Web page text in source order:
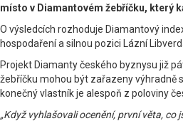
místo v Diamantovém žebříčku, který
O výsledcích rozhoduje Diamantový
hospodaření a silnou pozici Lázní
Projekt Diamanty českého byznysu již
žebříčku mohou být zařazeny výhradně
konečný vlastník je alespoň z poloviny
„Když vyhlašovali ocenění, první věta,